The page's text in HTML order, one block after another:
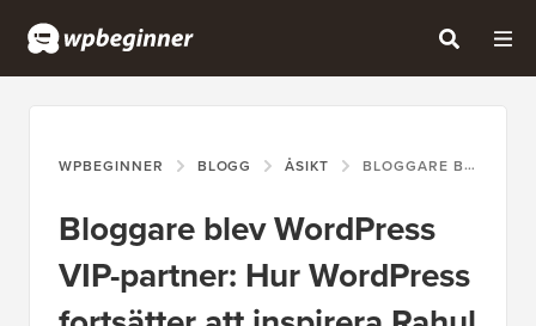
WPBEGINNER BLOGG ÅSIKT BLOGGARE BLEV WORDPRESS VIP-PARTNER: HUR WORDPRESS FORTSÄTTER ATT INSPIRERA RAHUL BANSAL
Bloggare blev WordPress
VIP-partner: Hur WordPress